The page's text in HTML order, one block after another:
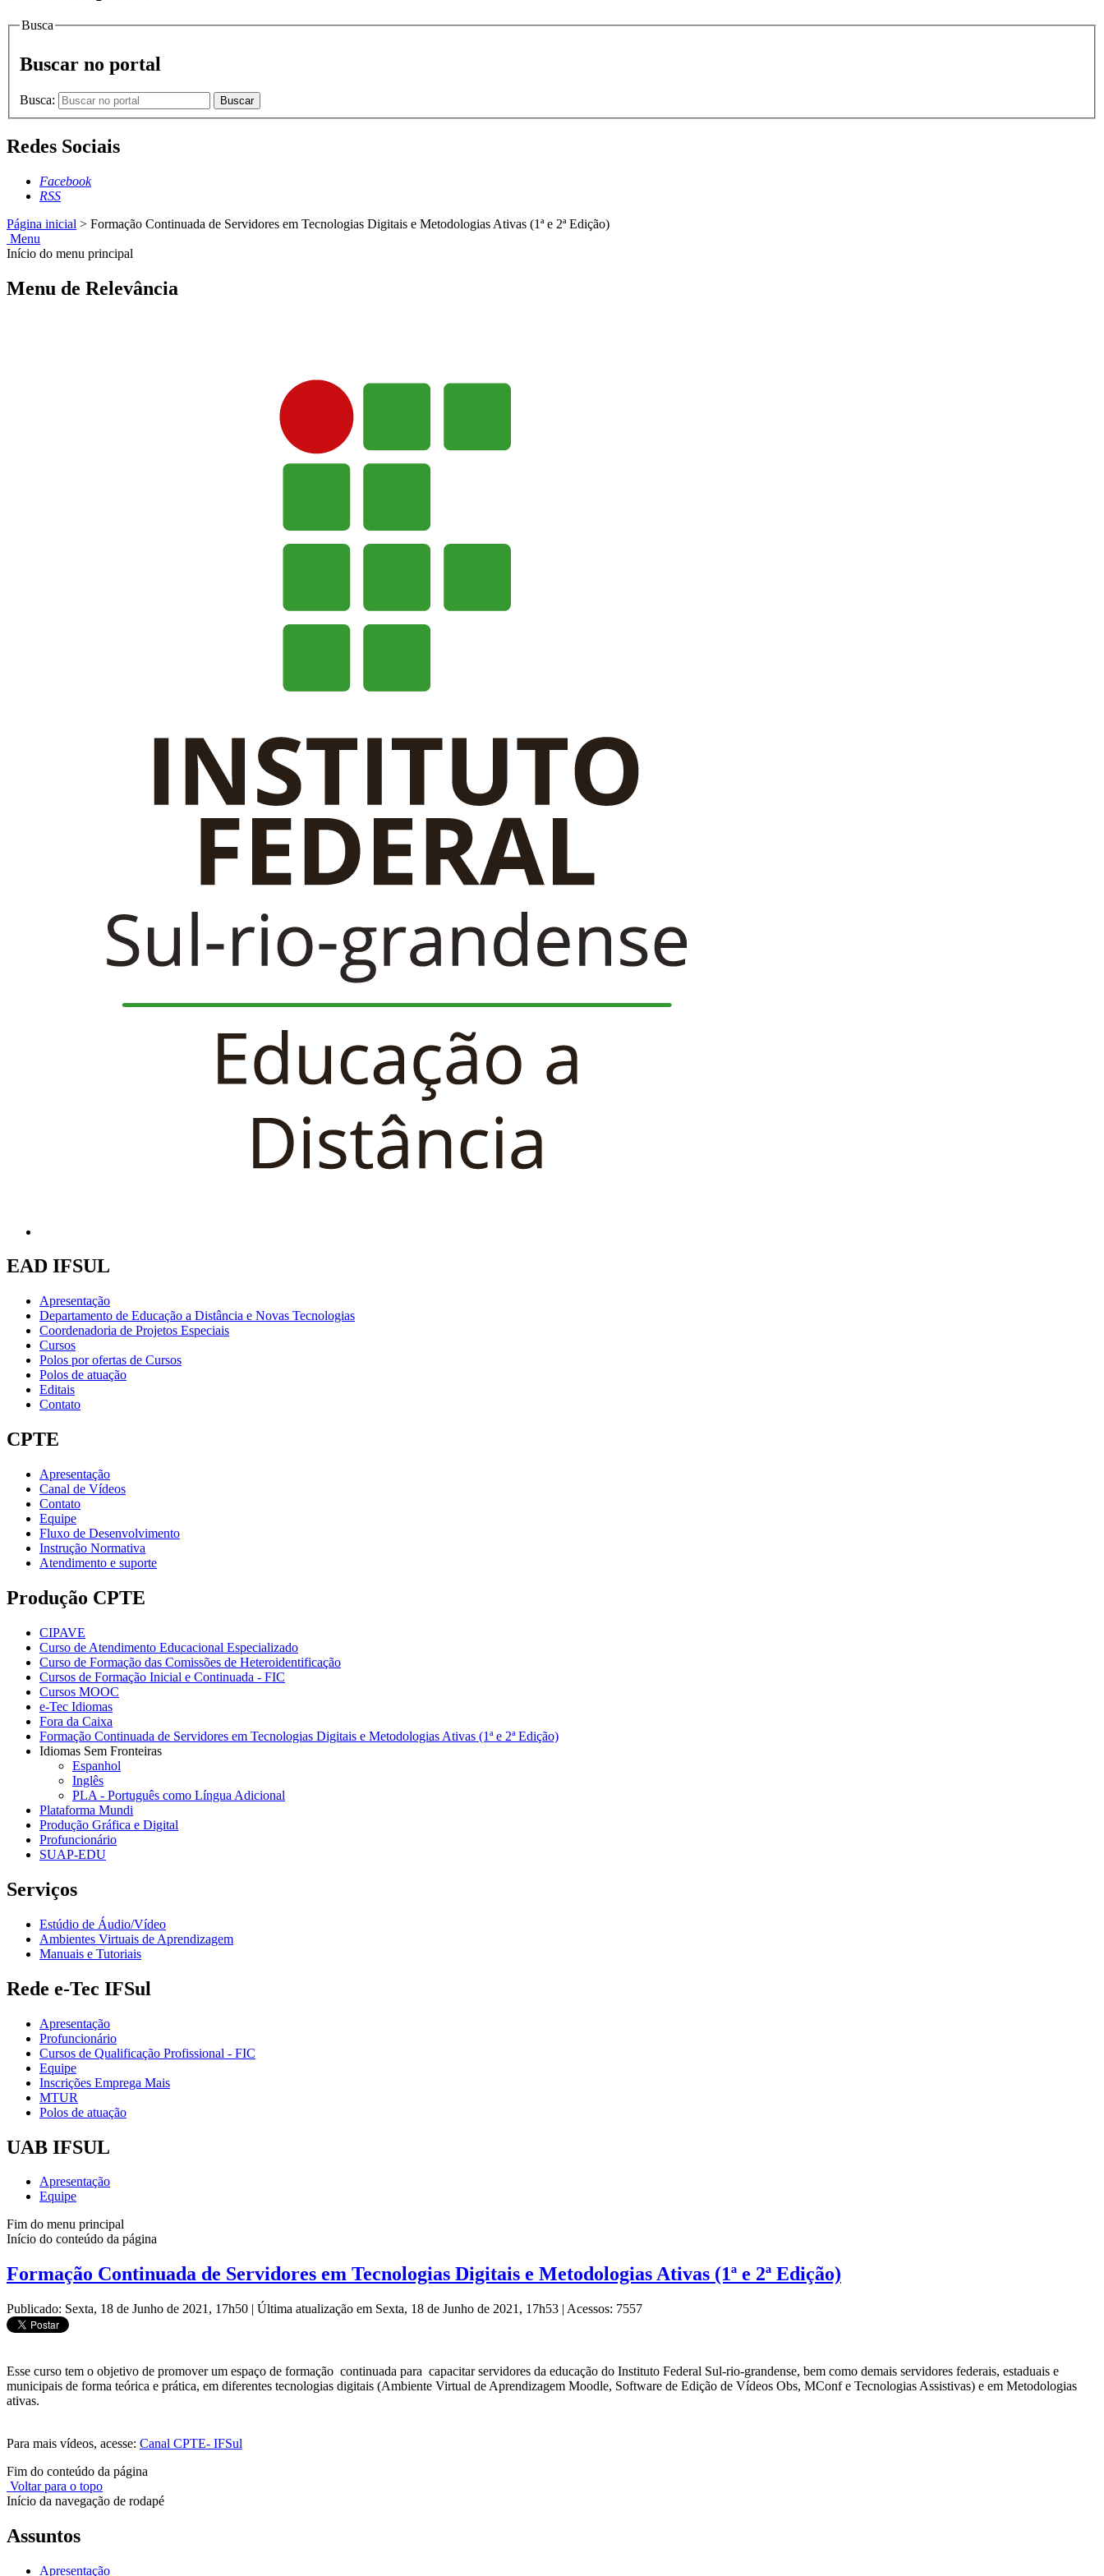
Busca
Buscar no portal
Busca: Buscar
Redes Sociais
Facebook
RSS
Página inicial > Formação Continuada de Servidores em Tecnologias Digitais e Metodologias Ativas (1ª e 2ª Edição)
Menu
Início do menu principal
Menu de Relevância
EAD IFSUL
Apresentação
Departamento de Educação a Distância e Novas Tecnologias
Coordenadoria de Projetos Especiais
Cursos
Polos por ofertas de Cursos
Polos de atuação
Editais
Contato
CPTE
Apresentação
Canal de Vídeos
Contato
Equipe
Fluxo de Desenvolvimento
Instrução Normativa
Atendimento e suporte
Produção CPTE
CIPAVE
Curso de Atendimento Educacional Especializado
Curso de Formação das Comissões de Heteroidentificação
Cursos de Formação Inicial e Continuada - FIC
Cursos MOOC
e-Tec Idiomas
Fora da Caixa
Formação Continuada de Servidores em Tecnologias Digitais e Metodologias Ativas (1ª e 2ª Edição)
Idiomas Sem Fronteiras
Espanhol
Inglês
PLA - Português como Língua Adicional
Plataforma Mundi
Produção Gráfica e Digital
Profuncionário
SUAP-EDU
Serviços
Estúdio de Áudio/Vídeo
Ambientes Virtuais de Aprendizagem
Manuais e Tutoriais
Rede e-Tec IFSul
Apresentação
Profuncionário
Cursos de Qualificação Profissional - FIC
Equipe
Inscrições Emprega Mais
MTUR
Polos de atuação
UAB IFSUL
Apresentação
Equipe
Fim do menu principal
Início do conteúdo da página
Formação Continuada de Servidores em Tecnologias Digitais e Metodologias Ativas (1ª e 2ª Edição)
Publicado: Sexta, 18 de Junho de 2021, 17h50 | Última atualização em Sexta, 18 de Junho de 2021, 17h53 | Acessos: 7557
Esse curso tem o objetivo de promover um espaço de formação continuada para capacitar servidores da educação do Instituto Federal Sul-rio-grandense, bem como demais servidores federais, estaduais e
municipais de forma teórica e prática, em diferentes tecnologias digitais (Ambiente Virtual de Aprendizagem Moodle, Software de Edição de Vídeos Obs, MConf e Tecnologias Assistivas) e em Metodologias
ativas.
Para mais vídeos, acesse: Canal CPTE- IFSul
Fim do conteúdo da página
Voltar para o topo
Início da navegação de rodapé
Assuntos
Apresentação